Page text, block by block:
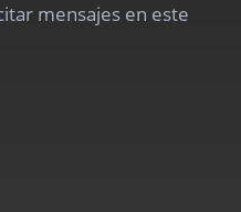
mensajes en este